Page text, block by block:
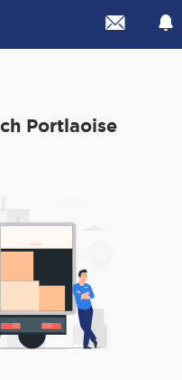
Portlaoise